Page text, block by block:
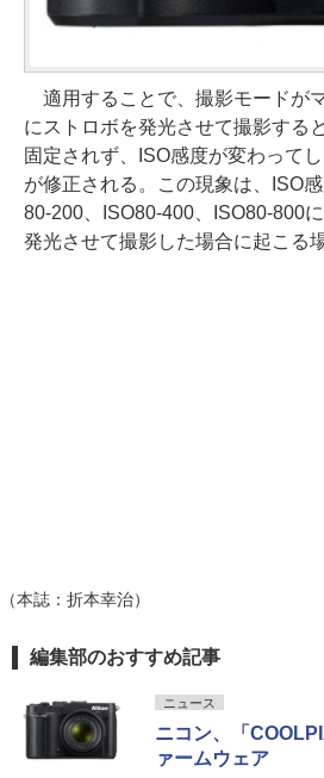
適用することで、撮影モードが
にストロボを発光させて撮影する
固定されず、ISO感度が変わって
が修正される。この現象は、ISO
80-200、ISO80-400、ISO80-800
発光させて撮影した場合に起こる
（本誌：折本幸治）
編集部のおすすめ記事
ニュース
ニコン、「
ァームウェア